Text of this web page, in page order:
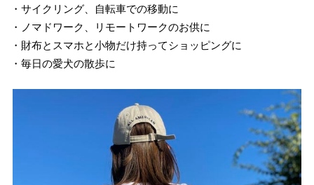
・サイクリング、自転車での移動に
・ノマドワーク、リモートワークのお供に
・財布とスマホと小物だけ持ってショッピングに
・毎日の愛犬の散歩に